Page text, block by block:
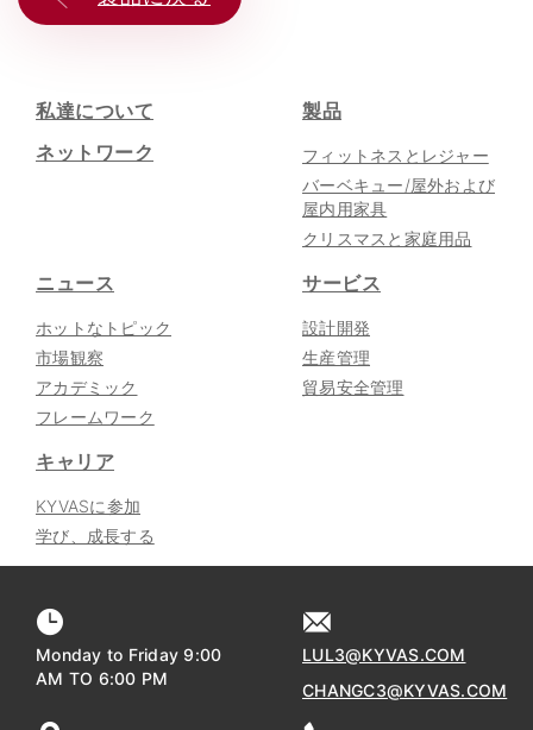
私達について
ネットワーク
製品
フィットネスとレジャー
バーベキュー/屋外および
屋内用家具
クリスマスと家庭用品
ニュース
ホットなトピック
市場観察
アカデミック
フレームワーク
サービス
設計開発
生産管理
貿易安全管理
キャリア
KYVASに参加
学び、成長する
Monday to Friday 9:00
AM TO 6:00 PM
LUL3@KYVAS.COM
CHANGC3@KYVAS.COM